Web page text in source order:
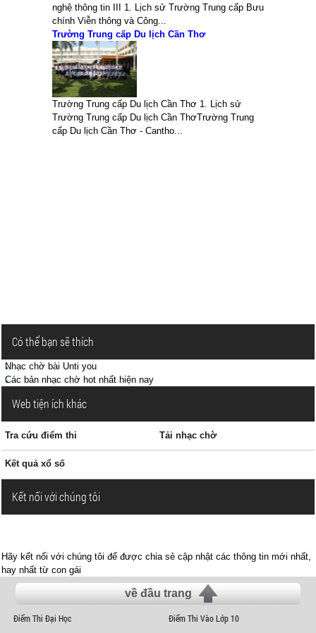
nghệ thông tin III 1. Lịch sử Trường Trung cấp Bưu
chính Viễn thông và Công...
Trường Trung cấp Du lịch Cần Thơ
Trường Trung cấp Du lịch Cần Thơ 1. Lịch sử
Trường Trung cấp Du lịch Cần ThơTrường Trung
cấp Du lịch Cần Thơ - Cantho...
Có thể bạn sẽ thích
Nhạc chờ bài Unti you
Các bản nhạc chờ hot nhất hiện nay
Web tiện ích khác
Tra cứu điểm thi Tải nhạc chờ
Kết quả xổ số
Kết nối với chúng tôi
Hãy kết nối với chúng tôi để được chia sẻ cập nhật các thông tin mới nhất,
hay nhất từ con gái
về đầu trang
Điểm Thi Đại Học Điểm Thi Vào Lớp 10